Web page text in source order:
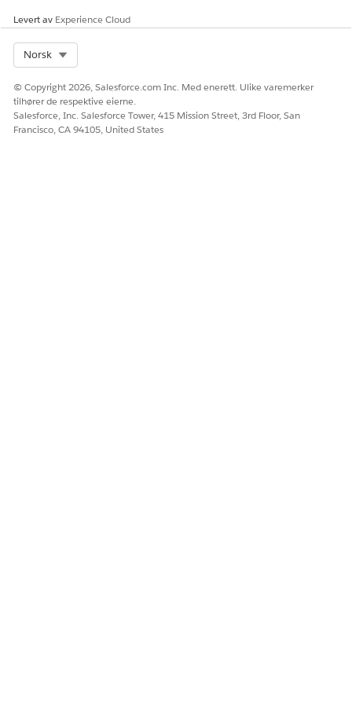
Levert av Experience Cloud
Norsk
© Copyright 2026, Salesforce.com Inc. Med enerett. Ulike varemerker
tilhører de respektive eierne.
Salesforce, Inc. Salesforce Tower, 415 Mission Street, 3rd Floor, San
Francisco, CA 94105, United States